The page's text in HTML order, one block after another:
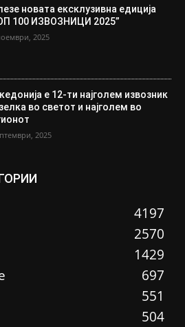
новата ексклузивна едиција
100 ИЗВОЗНИЦИ 2025”
2025
е 12-ти најголем извозник
во светот и најголем во
2025
4197
2570
1429
697
551
504